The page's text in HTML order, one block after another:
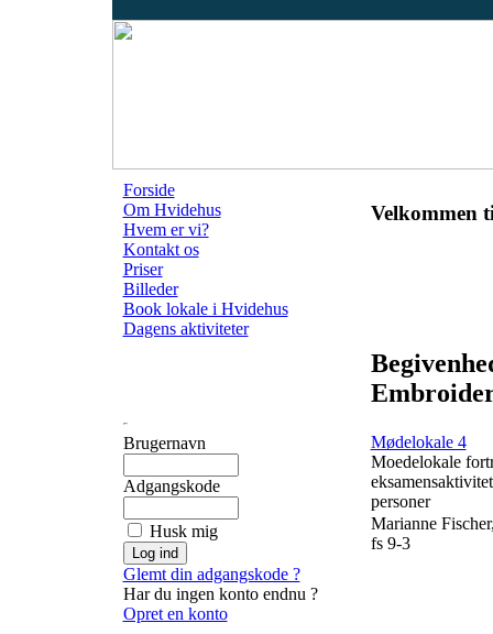
Forside
Om Hvidehus
Hvem er vi?
Kontakt os
Priser
Billeder
Book lokale i Hvidehus
Dagens aktiviteter
Brugernavn
Adgangskode
Husk mig
Glemt din adgangskode ?
Har du ingen konto endnu ?
Opret en konto
Velkommen
Mødelokale 4
Moedelokale
personer
Marianne
fs 9-3